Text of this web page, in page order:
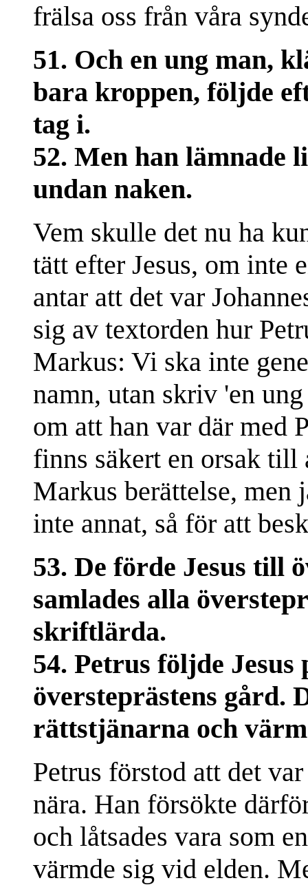
frälsa oss från våra
51. Och en ung man,
bara kroppen, följde
tag i.
52. Men han lämnade
undan naken.
Vem skulle det nu ha
tätt efter Jesus, om inte
antar att det var
sig av textorden hur
Markus: Vi ska inte
namn, utan skriv 'en
om att han var där med
finns säkert en orsak till
Markus berättelse, men
inte annat, så för att
53. De förde Jesus till
samlades alla
skriftlärda.
54. Petrus följde Jesus
översteprästens gård.
rättstjänarna och
Petrus förstod att det
nära. Han försökte
och låtsades vara som
värmde sig vid elden.